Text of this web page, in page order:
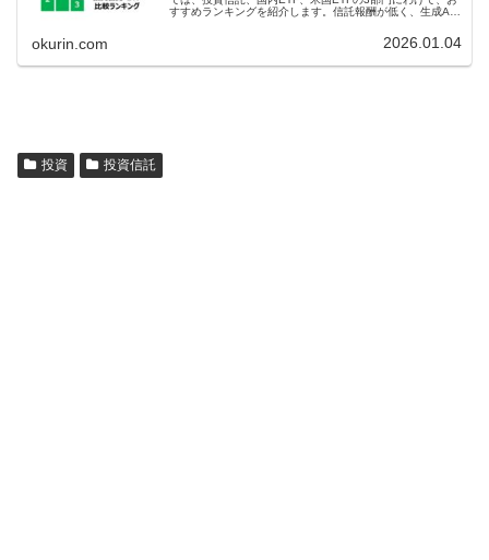
すすめランキングを紹介します。信託報酬が低く、生成AI
okurin.com 2026.01.04
投資 投資信託